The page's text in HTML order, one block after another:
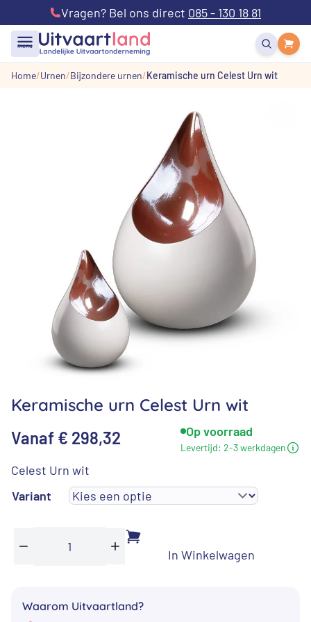
Vragen? Bel ons direct 085 - 130 18 81
menu
Home Urnen Bijzondere urnen Keramische urn Celest Urn wit
Keramische urn Celest Urn wit
Vanaf € 298,32 Op voorraad
Levertijd: 2-3 werkdagen
Celest Urn wit
Variant
Keramische
Urn
In Winkelwagen
Waarom Uitvaartland?